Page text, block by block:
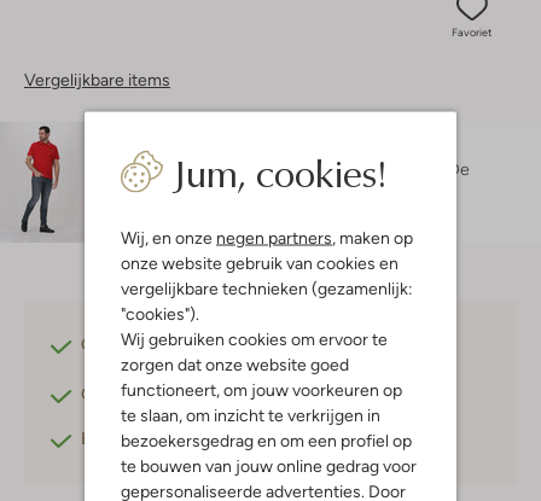
Jum, cookies!
Wij, en onze negen partners , maken op
onze website gebruik van cookies en
vergelijkbare technieken (gezamenlijk:
"cookies").
Wij gebruiken cookies om ervoor te
zorgen dat onze website goed
functioneert, om jouw voorkeuren op
te slaan, om inzicht te verkrijgen in
bezoekersgedrag en om een profiel op
te bouwen van jouw online gedrag voor
gepersonaliseerde advertenties. Door
Favoriet
Vergelijkbare items
Maurice is 1 meter 86 lang en draagt maat L.
De
pasvorm is
regular fit
Gratis verzendingvanaf €75,-
Gratis retournerenbinnen 30 dagen*
Betaal achterafmet Klarna